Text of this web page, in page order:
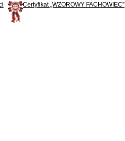
Certyfikat „WZOROWY FACHOWIEC”